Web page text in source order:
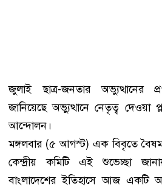
জুলাই ছাত্র-জনতার অভ্যুত্থানের
জানিয়েছে অভ্যুত্থানে নেতৃত্ব দেওয়া
আন্দোলন।
মঙ্গলবার (৫ আগস্ট) এক বিবৃতে
কেন্দ্রীয় কমিটি এই শুভেচ্ছা
বাংলাদেশের ইতিহাসে আজ একটি